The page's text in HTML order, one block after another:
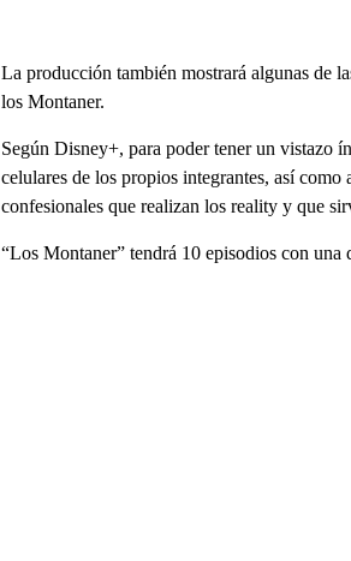
La producción también mostrará algunas de
los Montaner.
Según Disney+, para poder tener un vistazo
celulares de los propios integrantes, así
confesionales que realizan los reality y que
“Los Montaner” tendrá 10 episodios con